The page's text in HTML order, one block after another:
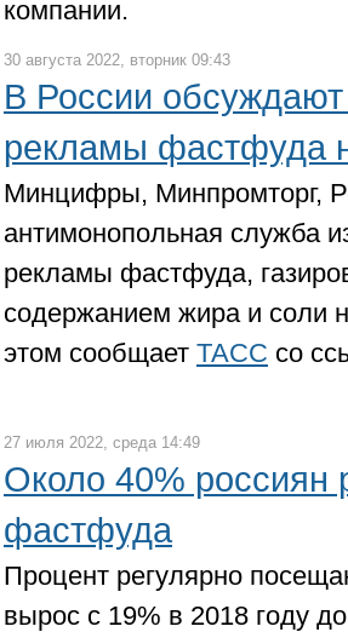
компании.
30 августа 2022, вторник 09:43
В России
рекламы фастфуда
Минцифры, Минпромторг,
антимонопольная служба
рекламы фастфуда,
содержанием жира и соли
этом сообщает ТАСС со
27 июля 2022, среда 14:49
Около 40% россиян
фастфуда
Процент регулярно
вырос с 19% в 2018 году